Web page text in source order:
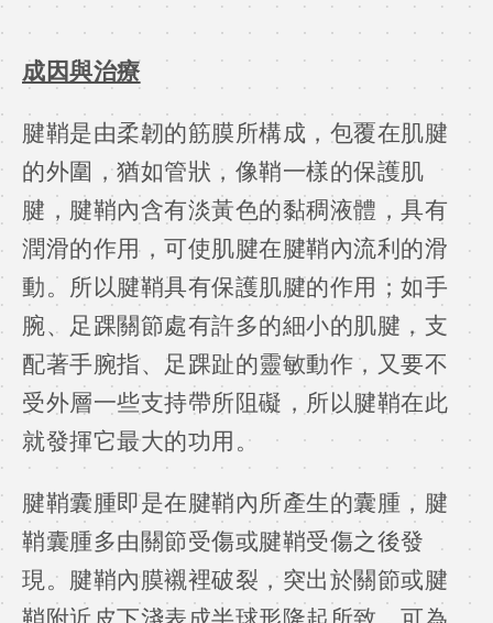
成因與治療
腱鞘是由柔韌的筋膜所構成，包覆在肌腱
的外圍，猶如管狀，像鞘一樣的保護肌
腱，腱鞘內含有淡黃色的黏稠液體，具有
潤滑的作用，可使肌腱在腱鞘內流利的滑
動。所以腱鞘具有保護肌腱的作用；如手
腕、足踝關節處有許多的細小的肌腱，支
配著手腕指、足踝趾的靈敏動作，又要不
受外層一些支持帶所阻礙，所以腱鞘在此
就發揮它最大的功用。
腱鞘囊腫即是在腱鞘內所產生的囊腫，腱
鞘囊腫多由關節受傷或腱鞘受傷之後發
現。腱鞘內膜襯裡破裂，突出於關節或腱